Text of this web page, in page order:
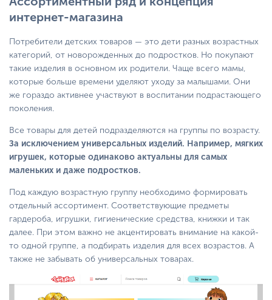
интернет-магазина
Потребители детских товаров — это дети разных возрастных
категорий, от новорожденных до подростков. Но покупают
такие изделия в основном их родители. Чаще всего мамы,
которые больше времени уделяют уходу за малышами. Они
же гораздо активнее участвуют в воспитании подрастающего
поколения.
Все товары для детей подразделяются на группы по возрасту.
За исключением универсальных изделий. Например, мягких
игрушек, которые одинаково актуальны для самых
маленьких и даже подростков.
Под каждую возрастную группу необходимо формировать
отдельный ассортимент. Соответствующие предметы
гардероба, игрушки, гигиенические средства, книжки и так
далее. При этом важно не акцентировать внимание на какой-
то одной группе, а подбирать изделия для всех возрастов. А
также не забывать об универсальных товарах.